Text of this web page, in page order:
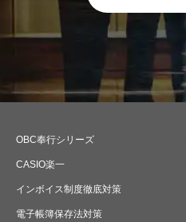
OBC奉行シリーズ
CASIO楽一
インボイス制度徹底対策
電子帳簿保存法対策